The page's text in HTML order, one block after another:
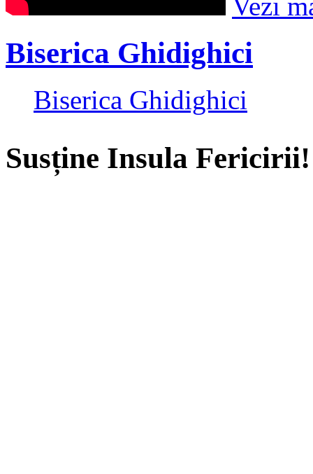
Biserica Ghidighici
Biserica Ghidighici
Susține Insula Fericirii!